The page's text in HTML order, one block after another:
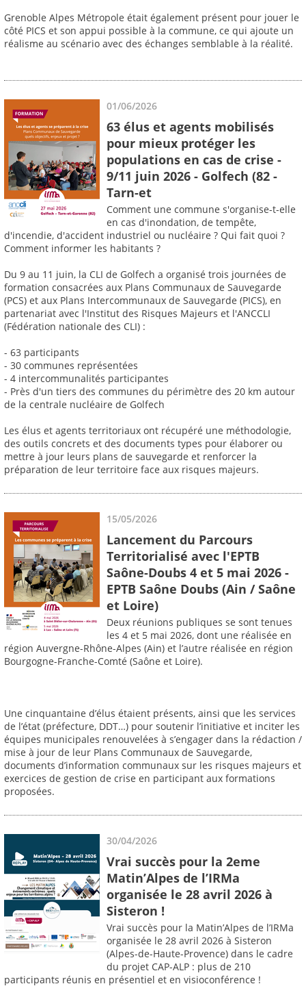
Grenoble Alpes Métropole était également présent pour jouer le
côté PICS et son appui possible à la commune, ce qui ajoute un
réalisme au scénario avec des échanges semblable à la réalité.
01/06/2026
63 élus et agents mobilisés
pour mieux protéger les
populations en cas de crise -
9/11 juin 2026 - Golfech (82 -
Tarn-et
Comment une commune s'organise-t-elle
en cas d'inondation, de tempête,
d'incendie, d'accident industriel ou nucléaire ? Qui fait quoi ?
Comment informer les habitants ?
Du 9 au 11 juin, la CLI de Golfech a organisé trois journées de
formation consacrées aux Plans Communaux de Sauvegarde
(PCS) et aux Plans Intercommunaux de Sauvegarde (PICS), en
partenariat avec l'Institut des Risques Majeurs et l'ANCCLI
(Fédération nationale des CLI) :
- 63 participants
- 30 communes représentées
- 4 intercommunalités participantes
- Près d'un tiers des communes du périmètre des 20 km autour
de la centrale nucléaire de Golfech
Les élus et agents territoriaux ont récupéré une méthodologie,
des outils concrets et des documents types pour élaborer ou
mettre à jour leurs plans de sauvegarde et renforcer la
préparation de leur territoire face aux risques majeurs.
15/05/2026
Lancement du Parcours
Territorialisé avec l'EPTB
Saône-Doubs 4 et 5 mai 2026 -
EPTB Saône Doubs (Ain / Saône
et Loire)
Deux réunions publiques se sont tenues
les 4 et 5 mai 2026, dont une réalisée en
région Auvergne-Rhône-Alpes (Ain) et l’autre réalisée en région
Bourgogne-Franche-Comté (Saône et Loire).
Une cinquantaine d’élus étaient présents, ainsi que les services
de l’état (préfecture, DDT…) pour soutenir l’initiative et inciter les
équipes municipales renouvelées à s’engager dans la rédaction /
mise à jour de leur Plans Communaux de Sauvegarde,
documents d’information communaux sur les risques majeurs et
exercices de gestion de crise en participant aux formations
proposées.
30/04/2026
Vrai succès pour la 2eme
Matin’Alpes de l’IRMa
organisée le 28 avril 2026 à
Sisteron !
Vrai succès pour la Matin’Alpes de l’IRMa
organisée le 28 avril 2026 à Sisteron
(Alpes-de-Haute-Provence) dans le cadre
du projet CAP-ALP : plus de 210
participants réunis en présentiel et en visioconférence !